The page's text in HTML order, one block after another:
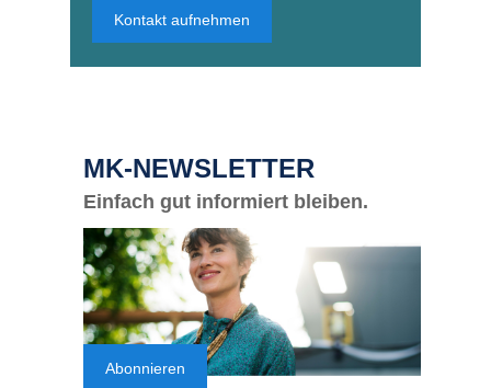
Kontakt aufnehmen
MK-NEWSLETTER
Einfach gut informiert bleiben.
Abonnieren